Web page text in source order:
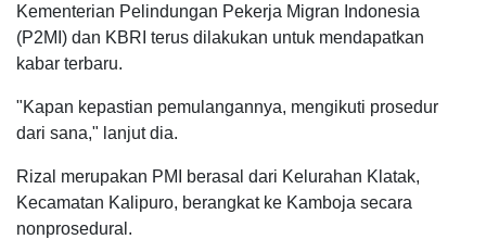
Kementerian Pelindungan Pekerja Migran Indonesia
(P2MI) dan KBRI terus dilakukan untuk mendapatkan
kabar terbaru.
"Kapan kepastian pemulangannya, mengikuti prosedur
dari sana," lanjut dia.
Rizal merupakan PMI berasal dari Kelurahan Klatak,
Kecamatan Kalipuro, berangkat ke Kamboja secara
nonprosedural.